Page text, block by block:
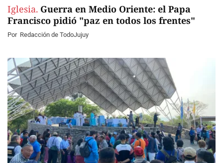
Iglesia. Guerra en Medio Oriente: el Papa
Francisco pidió "paz en todos los frentes"
Por Redacción de TodoJujuy